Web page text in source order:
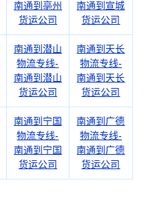
南通到亳州
货运公司
南通到宣城
货运公司
南通到潜山
物流专线-
南通到潜山
货运公司
南通到天长
物流专线-
南通到天长
货运公司
南通到宁国
物流专线-
南通到宁国
货运公司
南通到广德
物流专线-
南通到广德
货运公司